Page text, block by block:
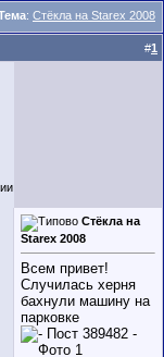
: Стёкла на Starex 2008
#1
Стёкла на
Starex 2008
Всем привет!
Случилась херня
бахнули машину на
парковке